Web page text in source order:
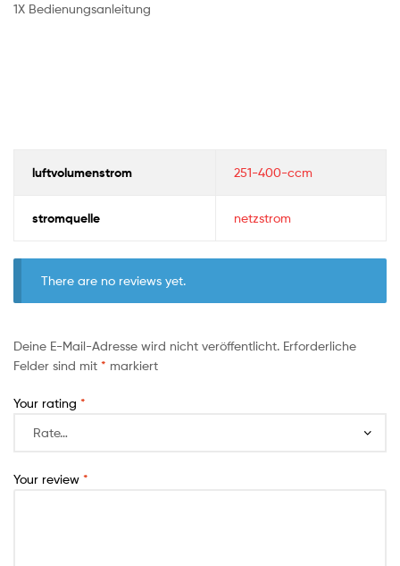
1X Bedienungsanleitung
luftvolumenstrom 251-400-ccm
stromquelle netzstrom
There are no reviews yet.
Deine E-Mail-Adresse wird nicht veröffentlicht. Erforderliche
Felder sind mit * markiert
Your rating *
Your review *